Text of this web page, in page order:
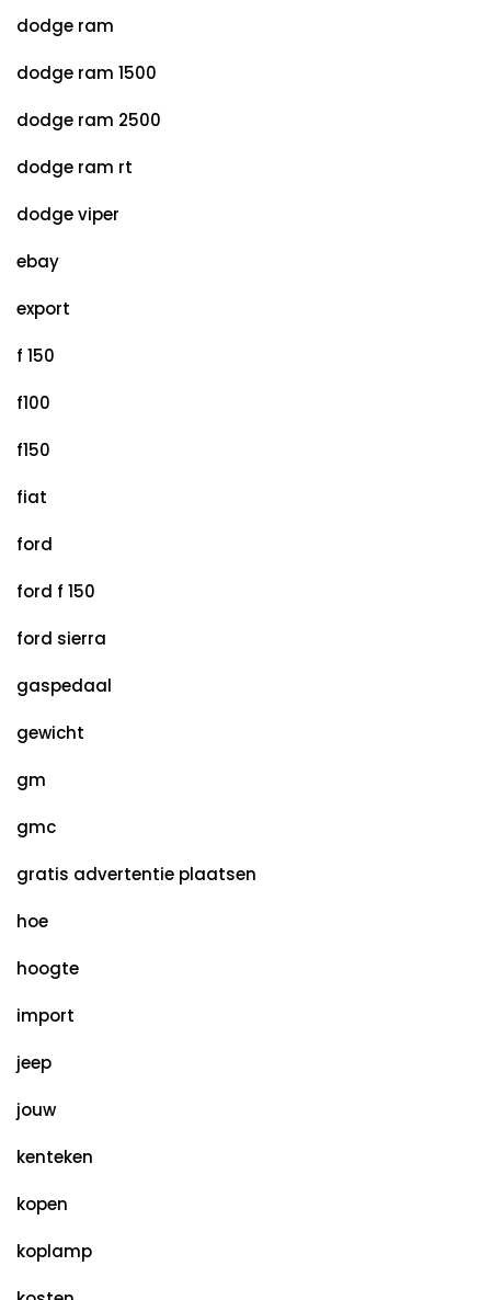
dodge ram
dodge ram 1500
dodge ram 2500
dodge ram rt
dodge viper
ebay
export
f 150
f100
f150
fiat
ford
ford f 150
ford sierra
gaspedaal
gewicht
gm
gmc
gratis advertentie plaatsen
hoe
hoogte
import
jeep
jouw
kenteken
kopen
koplamp